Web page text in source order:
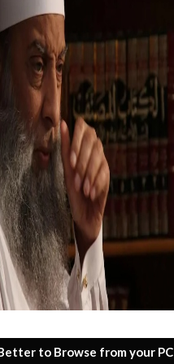
to Browse from your PC